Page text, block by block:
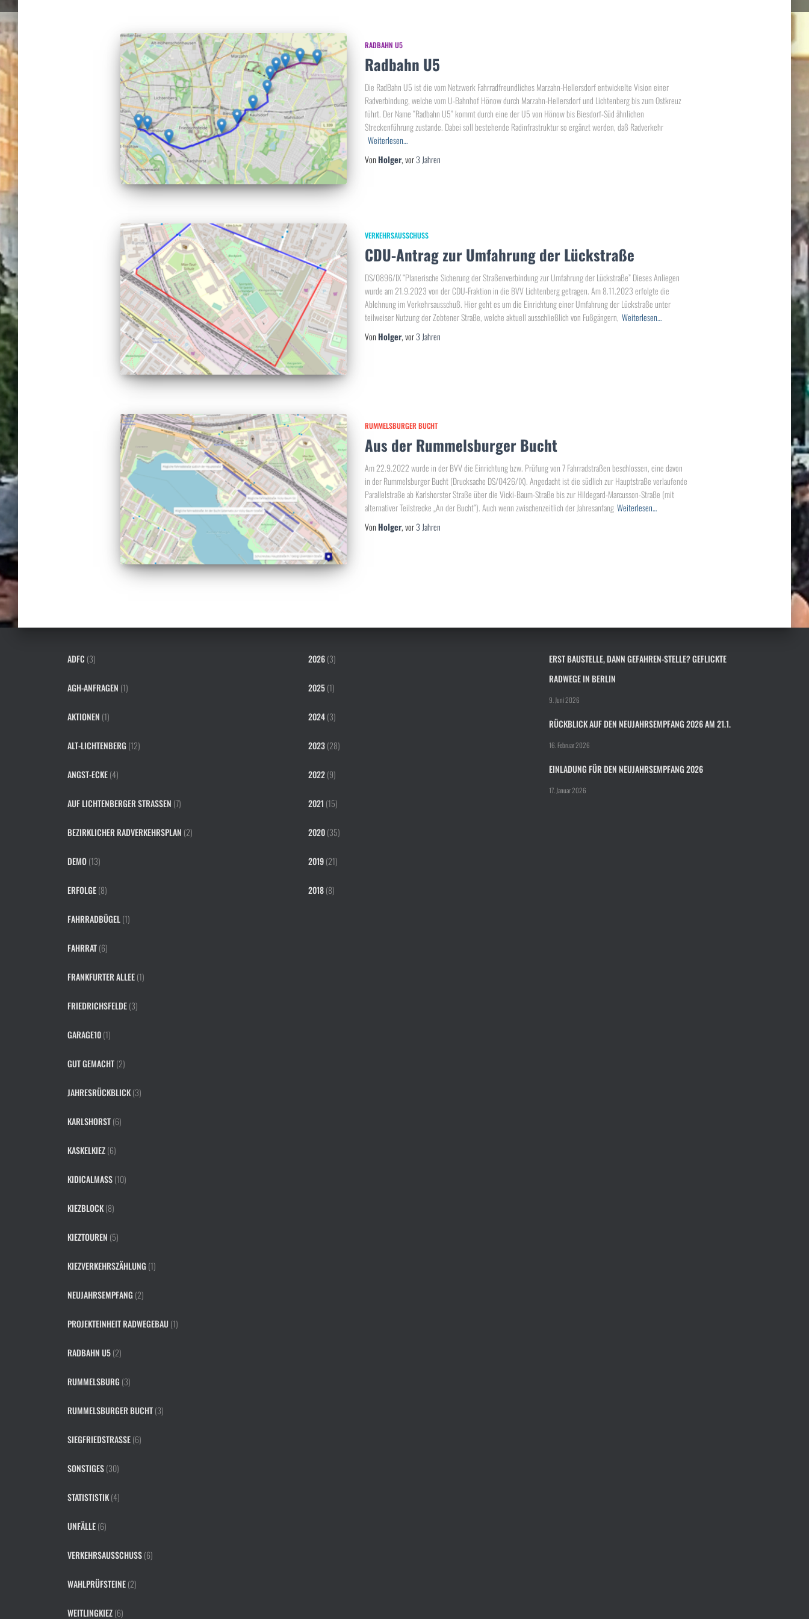
RADBAHN U5
Radbahn U5
Die RadBahn U5 ist die vom Netzwerk Fahrradfreundliches Marzahn-Hellersdorf entwickelte Vision einer
Radverbindung, welche vom U-Bahnhof Hönow durch Marzahn-Hellersdorf und Lichtenberg bis zum Ostkreuz
führt. Der Name “Radbahn U5” kommt durch eine der U5 von Hönow bis Biesdorf-Süd ähnlichen
Streckenführung zustande. Dabei soll bestehende Radinfrastruktur so ergänzt werden, daß Radverkehr
Weiterlesen…
VonHolger, vor3 Jahren
VERKEHRSAUSSCHUSS
CDU-Antrag zur Umfahrung der Lückstraße
DS/0896/IX “Planerische Sicherung der Straßenverbindung zur Umfahrung der Lückstraße” Dieses Anliegen
wurde am 21.9.2023 von der CDU-Fraktion in die BVV Lichtenberg getragen. Am 8.11.2023 erfolgte die
Ablehnung im Verkehrsausschuß. Hier geht es um die Einrichtung einer Umfahrung der Lückstraße unter
teilweiser Nutzung der Zobtener Straße, welche aktuell ausschließlich von Fußgängern, Weiterlesen…
VonHolger, vor3 Jahren
RUMMELSBURGER BUCHT
Aus der Rummelsburger Bucht
Am 22.9.2022 wurde in der BVV die Einrichtung bzw. Prüfung von 7 Fahrradstraßen beschlossen, eine davon
in der Rummelsburger Bucht (Drucksache DS/0426/IX). Angedacht ist die südlich zur Hauptstraße verlaufende
Parallelstraße ab Karlshorster Straße über die Vicki-Baum-Straße bis zur Hildegard-Marcusson-Straße (mit
alternativer Teilstrecke „An der Bucht“). Auch wenn zwischenzeitlich der Jahresanfang Weiterlesen…
VonHolger, vor3 Jahren
ADFC (3)
AGH-ANFRAGEN (1)
AKTIONEN (1)
ALT-LICHTENBERG (12)
ANGST-ECKE(4)
AUF LICHTENBERGER STRASSEN (7)
BEZIRKLICHER RADVERKEHRSPLAN (2)
DEMO(13)
ERFOLGE(8)
FAHRRADBÜGEL(1)
FAHRRAT(6)
FRANKFURTER ALLEE(1)
FRIEDRICHSFELDE(3)
GARAGE10(1)
GUT GEMACHT(2)
JAHRESRÜCKBLICK(3)
KARLSHORST(6)
KASKELKIEZ(6)
KIDICALMASS(10)
KIEZBLOCK(8)
KIEZTOUREN (5)
KIEZVERKEHRSZÄHLUNG (1)
NEUJAHRSEMPFANG (2)
PROJEKTEINHEIT RADWEGEBAU(1)
RADBAHN U5(2)
RUMMELSBURG (3)
RUMMELSBURGER BUCHT(3)
SIEGFRIEDSTRASSE (6)
SONSTIGES(30)
STATISTISTIK(4)
UNFÄLLE(6)
VERKEHRSAUSSCHUSS(6)
WAHLPRÜFSTEINE(2)
WEITLINGKIEZ(6)
2026(3)
2025(1)
2024(3)
2023(28)
2022(9)
2021 (15)
2020(35)
2019(21)
2018(8)
ERST BAUSTELLE, DANN GEFAHREN-STELLE? GEFLICKTE
RADWEGE IN BERLIN
9. Juni 2026
RÜCKBLICK AUF DEN NEUJAHRSEMPFANG 2026 AM 21.1.
16. Februar 2026
EINLADUNG FÜR DEN NEUJAHRSEMPFANG 2026
17. Januar 2026